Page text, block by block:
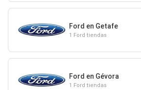
Ford en Getafe
1 Ford tiendas
Ford en Gévora
1 Ford tiendas